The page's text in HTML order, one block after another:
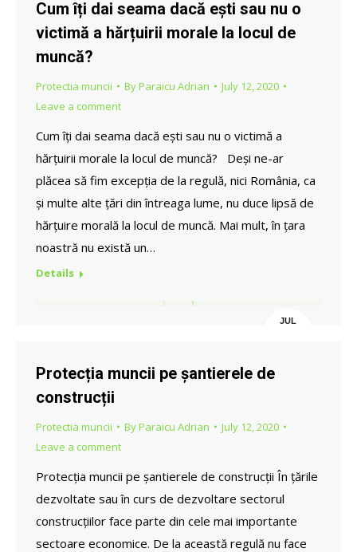
Cum îți dai seama dacă ești sau nu o
victimă a hărțuirii morale la locul de
muncă?
Protectia muncii ByParaicu Adrian
July 12, 2020
Leave a comment
Cum îți dai seama dacă ești sau nu o victimă a
hărțuirii morale la locul de muncă? Deși ne-ar
plăcea să fim excepția de la regulă, nici România, ca
și multe alte țări din întreaga lume, nu duce lipsă de
hărțuire morală la locul de muncă. Mai mult, în țara
noastră nu există un…
Details
JUL
Protecția muncii pe șantierele de
construcții
Protectia muncii ByParaicu Adrian
July 12, 2020
Leave a comment
Protecția muncii pe șantierele de construcții În țările
dezvoltate sau în curs de dezvoltare sectorul
construcțiilor face parte din cele mai importante
sectoare economice. De la această regulă nu face